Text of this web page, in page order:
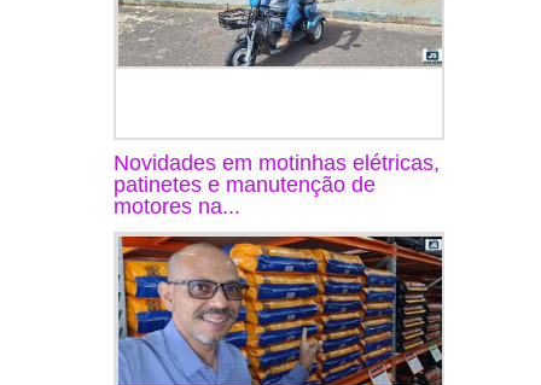
Novidades em motinhas elétricas,
patinetes e manutenção de
motores na...